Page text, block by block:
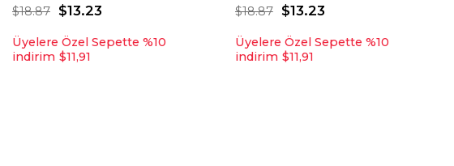
$13.23
$18.87
Üyelere Özel Sepette %10
indirim $11,91
$13.23
$18.87
Üyelere Özel Sepette %10
indirim $11,91